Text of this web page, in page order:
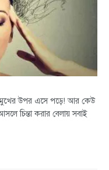
মুখের উপর এসে পড়ে! আর কেউ
চিন্তা করার বেলায় সবাই